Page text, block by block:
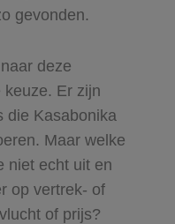
gevonden.
deze
Er zijn
die Kasabonika
Maar welke
niet echt uit en
op vertrek- of
of prijs?